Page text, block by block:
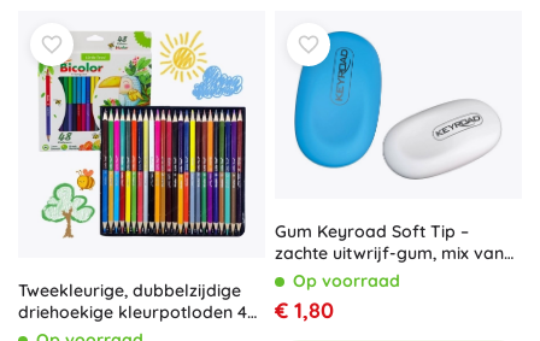
Tweekleurige, dubbelzijdige
driehoekige kleurpotloden 48
kleuren
Gum Keyroad Soft Tip –
zachte uitwrijf-gum, mix van
kleuren
Op voorraad
€ 1,80